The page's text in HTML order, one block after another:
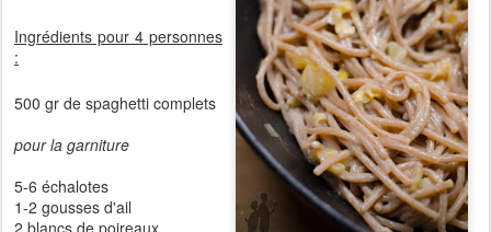
Ingrédients pour 4 personnes
:
500 gr de spaghetti complets
pour la garniture
5-6 échalotes
1-2 gousses d'ail
2 blancs de poireaux